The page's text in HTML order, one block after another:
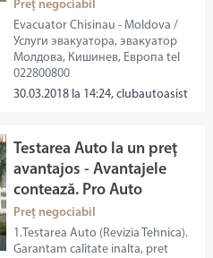
Preț negociabil
Evacuator Chisinau - Moldova /
Услуги эвакуатора, эвакуатор
Молдова, Кишинев, Европа tel
022800800
30.03.2018 la 14:24, clubautoasist
Testarea Auto la un preţ
avantajos - Avantajele
contează. Pro Auto
Preț negociabil
1.Testarea Auto (Revizia Tehnica).
Garantam calitate inalta, pret